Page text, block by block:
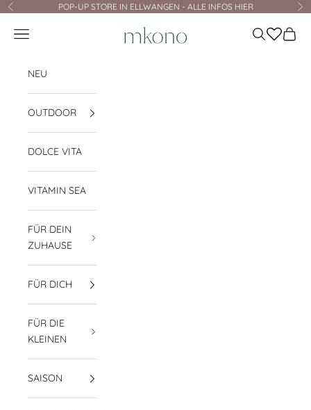
Zum Inhalt springen
Zurück POP-UP STORE IN ELLWANGEN - ALLE INFOS HIER
mkono
Navigationsmenü öffnen Suche öffnen
NEU
OUTDOOR
DOLCE VITA
VITAMIN SEA
FÜR DEIN
ZUHAUSE
FÜR DICH
FÜR DIE
KLEINEN
SAISON